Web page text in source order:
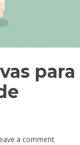
para
a comment